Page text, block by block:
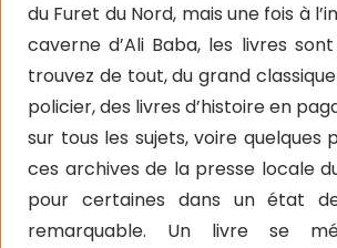
du Furet du Nord, mais une fois à
caverne d’Ali Baba, les livres
trouvez de tout, du grand
policier, des livres d’histoire en
sur tous les sujets, voire quelques
ces archives de la presse locale
pour certaines dans un état
remarquable. Un livre se